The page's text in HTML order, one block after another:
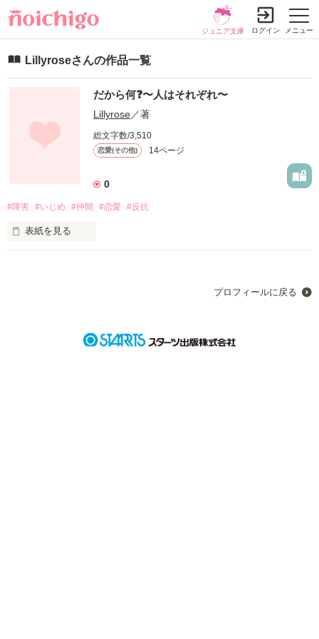
メニュー
ジュニア文庫 ログイン
Lillyroseさんの作品一覧
だから何❓〜人はそれぞれ〜
Lillyrose／著
総文字数/3,510
恋愛(その他) 14ページ
0
#障害 #いじめ #仲間 #恋愛 #反抗
表紙を見る
だからこそ、私が私なりに伝えたいことをここに記そう
プロフィールに戻る